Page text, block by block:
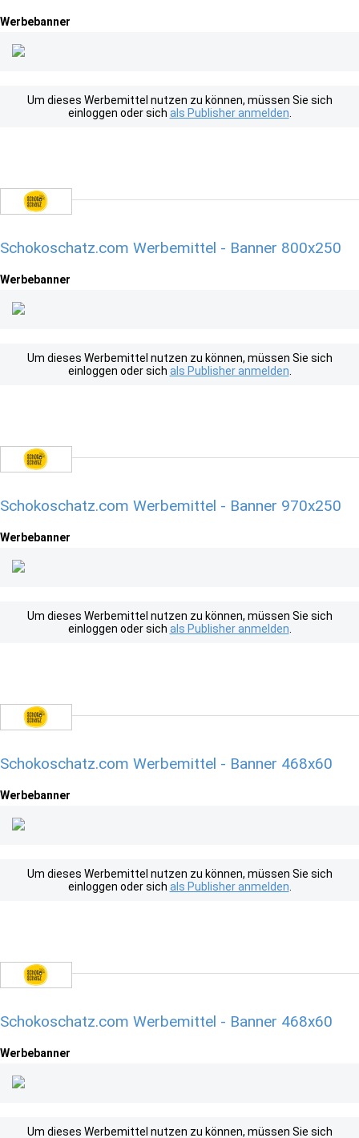
Werbebanner
Um dieses Werbemittel nutzen zu können, müssen Sie sich
einloggen oder sich als Publisher anmelden
Schokoschatz.com Werbemittel - Banner 800x250
Werbebanner
Um dieses Werbemittel nutzen zu können, müssen Sie sich
einloggen oder sich als Publisher anmelden
Schokoschatz.com Werbemittel - Banner 970x250
Werbebanner
Um dieses Werbemittel nutzen zu können, müssen Sie sich
einloggen oder sich als Publisher anmelden
Schokoschatz.com Werbemittel - Banner 468x60
Werbebanner
Um dieses Werbemittel nutzen zu können, müssen Sie sich
einloggen oder sich als Publisher anmelden
Schokoschatz.com Werbemittel - Banner 468x60
Werbebanner
Um dieses Werbemittel nutzen zu können, müssen Sie sich